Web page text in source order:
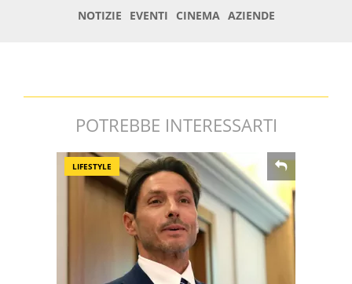
POTREBBE INTERESSARTI
LIFESTYLE